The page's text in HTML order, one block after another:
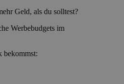
Geld, als du solltest?
Werbebudgets im
bekommst: